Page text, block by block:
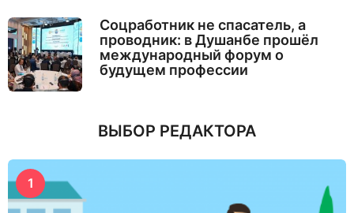
Соцработник не спасатель, а
проводник: в Душанбе прошёл
международный форум о
будущем профессии
ВЫБОР РЕДАКТОРА
1